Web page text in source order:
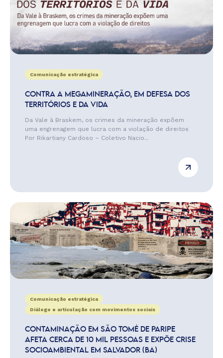
Comunicação estratégica
CONTRA A MEGAMINERAÇÃO, EM DEFESA DOS
TERRITÓRIOS E DA VIDA
Da Vale à Braskem, os crimes da mineração expõem
uma engrenagem que lucra com a violação de direitos
Por Rikartiany Cardoso – Coletivo Nacio...
Comunicação estratégica
Diálogo e articulação com movimentos sociais
CONTAMINAÇÃO EM SÃO TOMÉ DE PARIPE
AFETA CERCA DE 10 MIL PESSOAS E EXPÕE CRISE
SOCIOAMBIENTAL EM SALVADOR (BA)